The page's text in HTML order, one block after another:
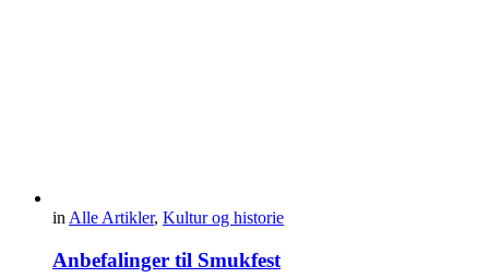
in Alle Artikler, Kultur og historie
Anbefalinger til Smukfest